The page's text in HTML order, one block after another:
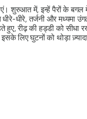
शुरुआत में, इन्हें पैरों के बगल
धीरे, तर्जनी और मध्यमा
हुए, रीढ़ की हड्डी को सीधा
लिए घुटनों को थोड़ा